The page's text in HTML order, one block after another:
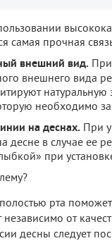
самая прочная
внешний вид.
внешнего вида
натуральную
необходимо
на деснах. При
десне в случае ее
при
рта
от
десны следует